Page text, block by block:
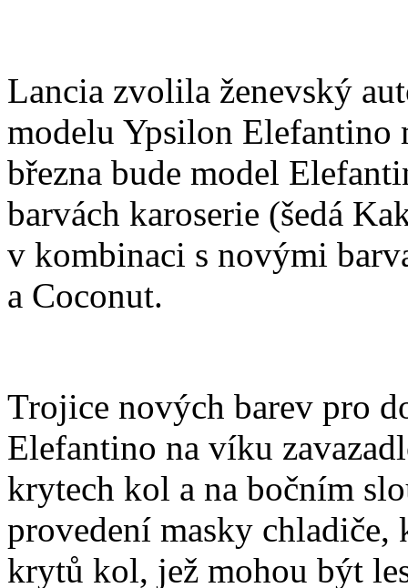
Lancia zvolila ženevský
modelu Ypsilon Elefantino
března bude model
barvách karoserie (šedá
v kombinaci s novými
a Coconut.
Trojice nových barev pro
Elefantino na víku
krytech kol a na bočním
provedení masky chladiče,
krytů kol, jež mohou být